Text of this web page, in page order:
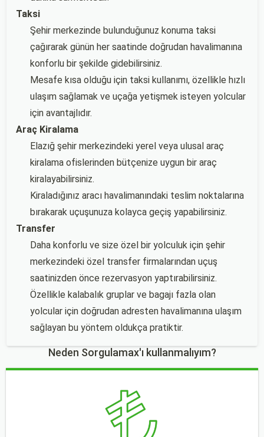
Taksi
Şehir merkezinde bulunduğunuz konuma taksi
çağırarak günün her saatinde doğrudan havalimanına
konforlu bir şekilde gidebilirsiniz.
Mesafe kısa olduğu için taksi kullanımı, özellikle hızlı
ulaşım sağlamak ve uçağa yetişmek isteyen yolcular
için avantajlıdır.
Araç Kiralama
Elazığ şehir merkezindeki yerel veya ulusal araç
kiralama ofislerinden bütçenize uygun bir araç
kiralayabilirsiniz.
Kiraladığınız aracı havalimanındaki teslim noktalarına
bırakarak uçuşunuza kolayca geçiş yapabilirsiniz.
Transfer
Daha konforlu ve size özel bir yolculuk için şehir
merkezindeki özel transfer firmalarından uçuş
saatinizden önce rezervasyon yaptırabilirsiniz.
Özellikle kalabalık gruplar ve bagajı fazla olan
yolcular için doğrudan adresten havalimanına ulaşım
sağlayan bu yöntem oldukça pratiktir.
Neden Sorgulamax'ı kullanmalıyım?